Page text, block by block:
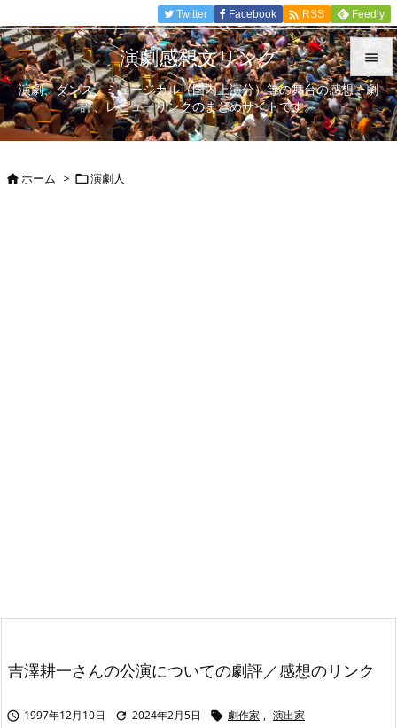


メニュ

Twitter Facebook  RSS Feedly
演劇感想文リンク
演劇、ダンス、ミュージカル（国内上演分）等の舞台の感想、劇
評、レビューリンクのまとめサイトです。
ホーム > 演劇人
吉澤耕一さんの公演についての劇評／感想のリンク
 1997年12月10日  2024年2月5日  劇作家 , 演出家